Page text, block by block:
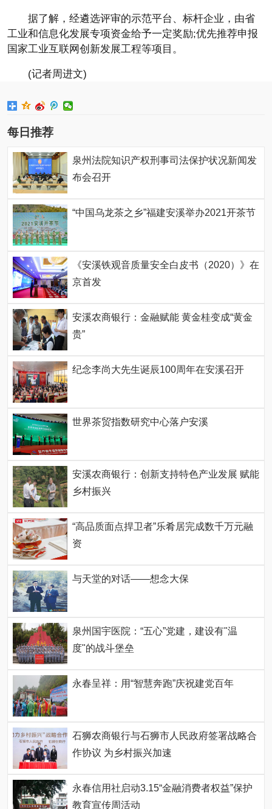
据了解，经遴选评审的示范平台、标杆企业，由省
工业和信息化发展专项资金给予一定奖励;优先推荐申报
国家工业互联网创新发展工程等项目。
(记者周进文)
每日推荐
泉州法院知识产权刑事司法保护状况新闻发
布会召开
“中国乌龙茶之乡”福建安溪举办2021开茶节
《安溪铁观音质量安全白皮书（2020）》在
京首发
安溪农商银行：金融赋能 黄金桂变成“黄金
贵”
纪念李尚大先生诞辰100周年在安溪召开
世界茶贸指数研究中心落户安溪
安溪农商银行：创新支持特色产业发展 赋能
乡村振兴
“高品质面点捍卫者”乐肴居完成数千万元融
资
与天堂的对话——想念大保
泉州国宇医院：“五心”党建，建设有"温
度"的战斗堡垒
永春呈祥：用“智慧奔跑”庆祝建党百年
石狮农商银行与石狮市人民政府签署战略合
作协议 为乡村振兴加速
永春信用社启动3.15“金融消费者权益”保护
教育宣传周活动